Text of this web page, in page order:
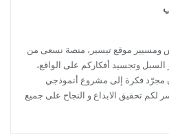
ومسيير موقع تيسير، منصة نسعى من
السبل وتجسيد أفكاركم على الواقع،
مجرّد فكرة إلى مشروع أنموذجي
لكم تحقيق الابداع و النجاح على جميع